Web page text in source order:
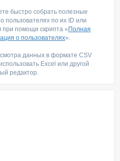
быстро собрать полезные
пользователях по их ID или
при помощи скрипта « Полная
о пользователях».
данных в формате CSV
Excel или другой
редактор.